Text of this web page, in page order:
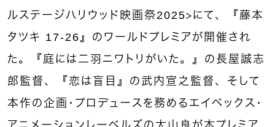
ルステージハリウッド映画祭2025＞にて、『藤本
タツキ 17-26』のワールドプレミアが開催され
た。『庭には二羽ニワトリがいた。』の長屋誠志
郎監督、『恋は盲目』の武内宣之監督、そして
本作の企画・プロデュースを務めるエイベックス・